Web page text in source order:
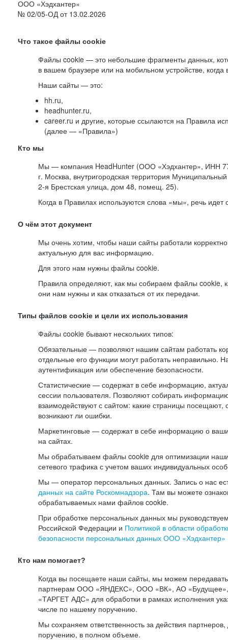
ООО «Хэдхантер»
№ 02/05-ОД от 13.02.2026
Что такое файлы cookie
Файлы cookie — это небольшие фрагменты данных,
в вашем браузере или на мобильном устройстве,
Наши сайты — это:
hh.ru,
headhunter.ru,
career.ru и другие, которые ссылаются на Правила
(далее — «Правила»)
Кто мы
Мы — компания HeadHunter (ООО «Хэдхантер», ИНН
г. Москва, внутригородская территория Муниципальный
2-я Брестская улица, дом 48, помещ. 25).
Когда в Правилах используются слова «мы», речь
О чём этот документ
Мы очень хотим, чтобы наши сайты работали
актуальную для вас информацию.
Для этого нам нужны файлы cookie.
Правила определяют, как мы собираем файлы cookie,
они нам нужны и как отказаться от их передачи.
Типы файлов cookie и цели их использования
Файлы cookie бывают нескольких типов:
Обязательные — позволяют нашим сайтам работать
отдельные его функции могут работать неправильно.
аутентификация или обеспечение безопасности.
Статистические — содержат в себе информацию,
сессии пользователя. Позволяют собирать
взаимодействуют с сайтом: какие страницы посещают,
возникают ли ошибки.
Маркетинговые — содержат в себе информацию о
на сайтах.
Мы обрабатываем файлы cookie для оптимизации
сетевого трафика с учетом ваших индивидуальных
Мы — оператор персональных данных. Запись о нас
данных на сайте Роскомнадзора. Там вы можете
обрабатываемых нами файлов cookie.
При обработке персональных данных мы
Российской Федерации и Политикой в области
безопасности персональных данных ООО «Хэдхантер»
Кто нам помогает?
Когда вы посещаете наши сайты, мы можем
партнерам ООО «ЯНДЕКС», ООО «ВК», АО
«ТАРГЕТ АДС» для обработки в рамках исполнения
числе по нашему поручению.
Мы сохраняем ответственность за действия
поручению, в полном объеме.